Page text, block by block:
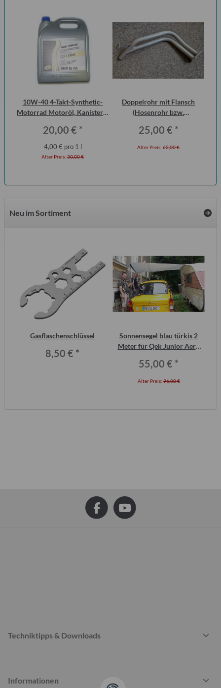
10W-40 4-Takt-Synthetic-
Motorrad Motoröl, Kanister 5
20,00 € *
4,00 € pro 1 l
Alter Preis: 30,00 €
Doppelrohr mit Flansch
(Hosenrohr bzw.
(ohne KAT)
25,00 € *
Alter Preis: 62,00 €
Neu im Sortiment
Gasflaschenschlüssel
8,50 € *
Sonnensegel blau türkis 2
Meter für Qek Junior Aero
55,00 € *
Alter Preis:96,00 €
Techniktipps & Downloads
Informationen